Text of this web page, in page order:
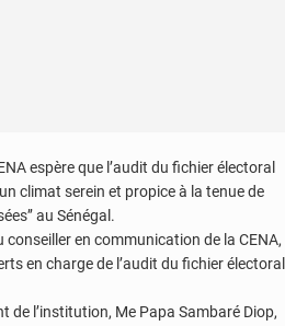
espère que l’audit du fichier électoral
climat serein et propice à la tenue de
au Sénégal.
en communication de la CENA,
en charge de l’audit du fichier électoral
de l’institution, Me Papa Sambaré Diop,